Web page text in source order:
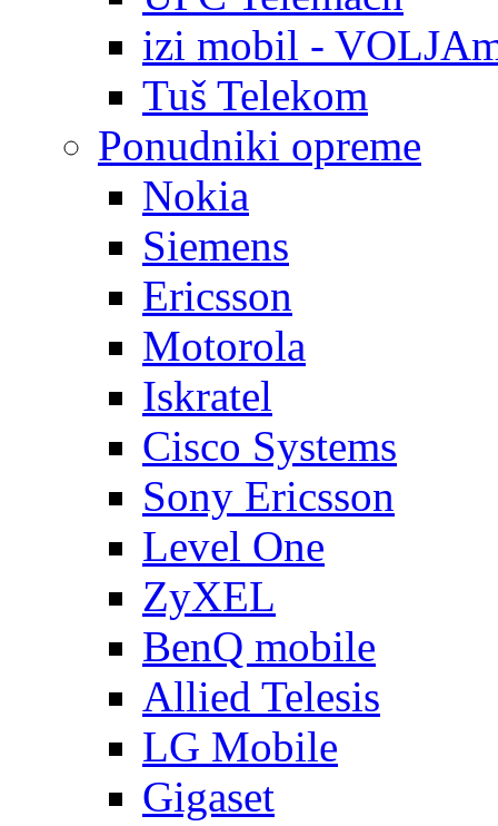
izi mobil -
Tuš Telekom
Ponudniki opreme
Nokia
Siemens
Ericsson
Motorola
Iskratel
Cisco Systems
Sony Ericsson
Level One
ZyXEL
BenQ mobile
Allied Telesis
LG Mobile
Gigaset